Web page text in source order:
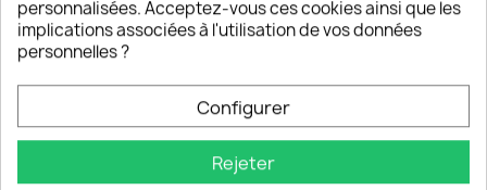
14,90 € 14,90 €
favorite_border
personnalisées. Acceptez-vous ces cookies ainsi que les
implications associées à l'utilisation de vos données
personnelles ?
Configurer
Rejeter